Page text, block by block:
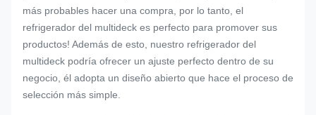
más probables hacer una compra, por lo tanto, el
refrigerador del multideck es perfecto para promover sus
productos! Además de esto, nuestro refrigerador del
multideck podría ofrecer un ajuste perfecto dentro de su
negocio, él adopta un diseño abierto que hace el proceso de
selección más simple.